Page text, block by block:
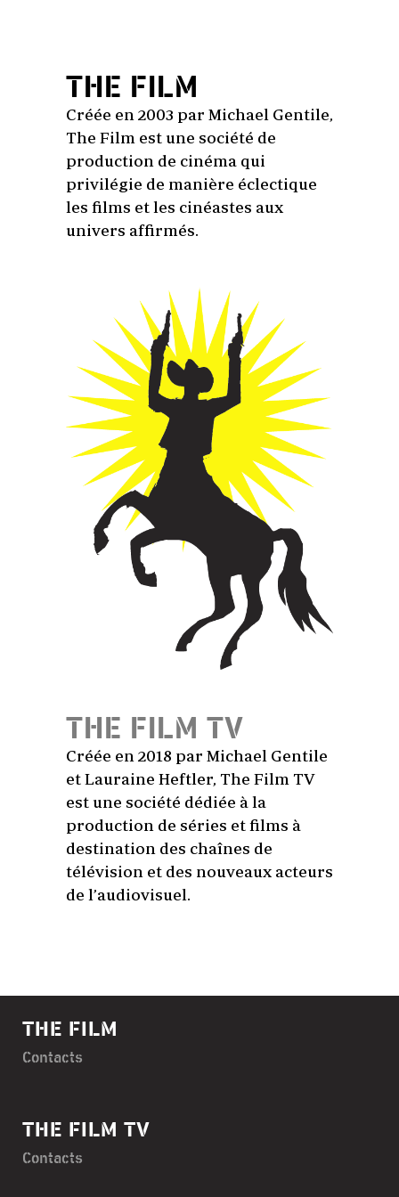
THE FILM
Créée en 2003 par Michael Gentile,
The Film est une société de
production de cinéma qui
privilégie de manière éclectique
les films et les cinéastes aux
univers affirmés.
THE FILM TV
Créée en 2018 par Michael Gentile
et Lauraine Heftler, The Film TV
est une société dédiée à la
production de séries et films à
destination des chaînes de
télévision et des nouveaux acteurs
de l’audiovisuel.
THE FILM
Contacts
THE FILM TV
Contacts